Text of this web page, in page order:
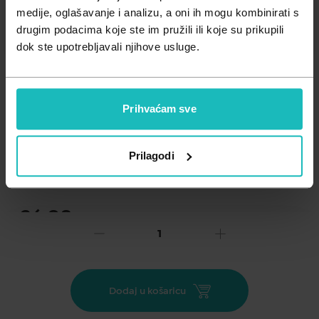
medije, oglašavanje i analizu, a oni ih mogu kombinirati s
drugim podacima koje ste im pružili ili koje su prikupili
dok ste upotrebljavali njihove usluge.
Prihvaćam sve
Prilagodi
Zdravlje muškarca
Zdravlje žene
Minerali
Probiotici i prebiotici
Važna obavijest prema Zakonu o zaštiti potrošača..
26,98
Dodatak prehrani za ravnotežu hormona, metabolizma i
stvaranja energije. Selen doprinosi normalnoj funkciji
Dodaj u košaricu